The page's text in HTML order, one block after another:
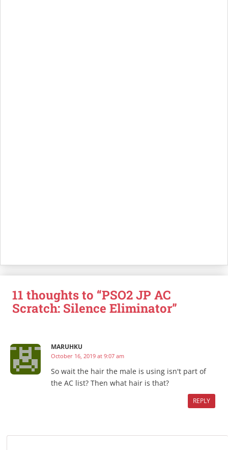
11 thoughts to “PSO2 JP AC
Scratch: Silence Eliminator”
MARUHKU
October 16, 2019 at 9:07 am
So wait the hair the male is using isn't part of
the AC list? Then what hair is that?
REPLY